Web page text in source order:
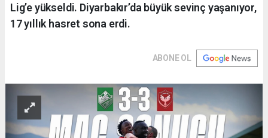
Lig’e yükseldi. Diyarbakır’da büyük sevinç yaşanıyor,
17 yıllık hasret sona erdi.
ABONE OL